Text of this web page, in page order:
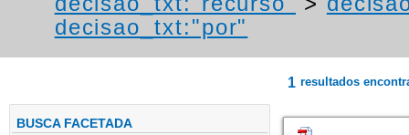
decisao_txt:"por"
BUSCA FACETADA
1 resultados